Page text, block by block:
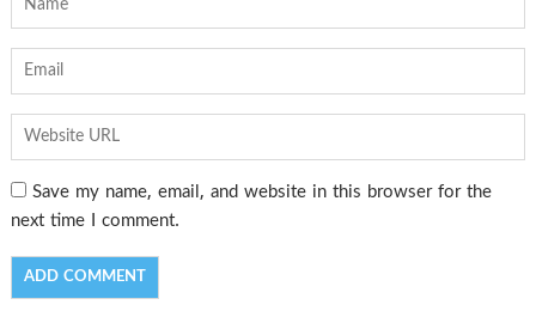
Save my name, email, and website in this browser for the
next time I comment.